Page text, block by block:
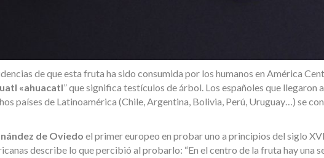
de que esta fruta ha sido consumida por los humanos en América
«ahuacatl” que significa testículos de árbol. Los españoles que llegaron
países de Latinoamérica (Chile, Argentina, Bolivia, Perú, Uruguay…) se
de Oviedo el primer europeo en probar uno a principios del siglo
describe lo que percibió al probarlo: “En el centro de la fruta hay una